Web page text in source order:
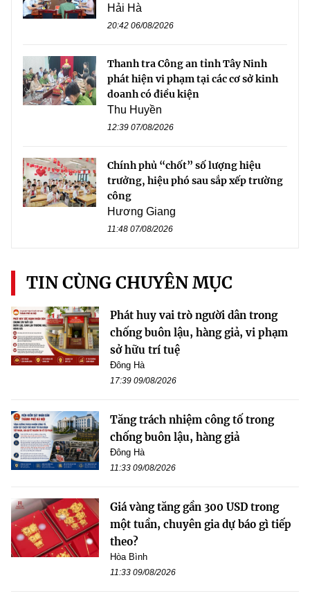
Hải Hà
20:42 06/08/2026
Thanh tra Công an tỉnh Tây Ninh
phát hiện vi phạm tại các cơ sở kinh
doanh có điều kiện
Thu Huyền
12:39 07/08/2026
Chính phủ “chốt” số lượng hiệu
trưởng, hiệu phó sau sắp xếp trường
công
Hương Giang
11:48 07/08/2026
TIN CÙNG CHUYÊN MỤC
Phát huy vai trò người dân trong
chống buôn lậu, hàng giả, vi phạm
sở hữu trí tuệ
Đông Hà
17:39 09/08/2026
Tăng trách nhiệm công tố trong
chống buôn lậu, hàng giả
Đông Hà
11:33 09/08/2026
Giá vàng tăng gần 300 USD trong
một tuần, chuyên gia dự báo gì tiếp
theo?
Hòa Bình
11:33 09/08/2026